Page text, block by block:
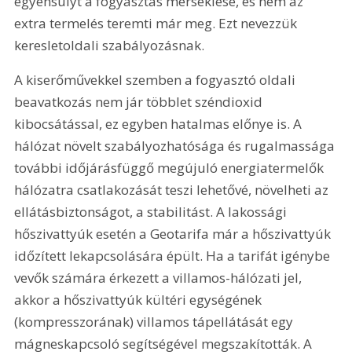
extra termelés teremti már meg. Ezt nevezzük
keresletoldali szabályozásnak.
A kiserőművekkel szemben a fogyasztó oldali
beavatkozás nem jár többlet széndioxid
kibocsátással, ez egyben hatalmas előnye is. A
hálózat növelt szabályozhatósága és rugalmassága
további időjárásfüggő megújuló energiatermelők
hálózatra csatlakozását teszi lehetővé, növelheti az
ellátásbiztonságot, a stabilitást. A lakossági
hőszivattyúk esetén a Geotarifa már a hőszivattyúk
időzített lekapcsolására épült. Ha a tarifát igénybe
vevők számára érkezett a villamos-hálózati jel,
akkor a hőszivattyúk kültéri egységének
(kompresszorának) villamos tápellátását egy
mágneskapcsoló segítségével megszakították. A